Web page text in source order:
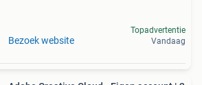
Bezoek website
Topadvertentie
Vandaag